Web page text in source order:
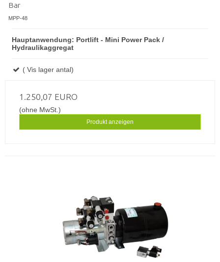
Bar
MPP-48
Hauptanwendung: Portlift - Mini Power Pack /
Hydraulikaggregat
( Vis lager antal)
1.250,07 EURO
(ohne MwSt.)
Produkt anzeigen